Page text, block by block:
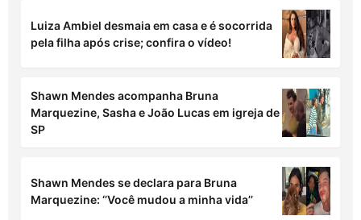
Luiza Ambiel desmaia em casa e é socorrida
pela filha após crise; confira o vídeo!
Shawn Mendes acompanha Bruna
Marquezine, Sasha e João Lucas em igreja de
SP
Shawn Mendes se declara para Bruna
Marquezine: ‘’Você mudou a minha vida’’